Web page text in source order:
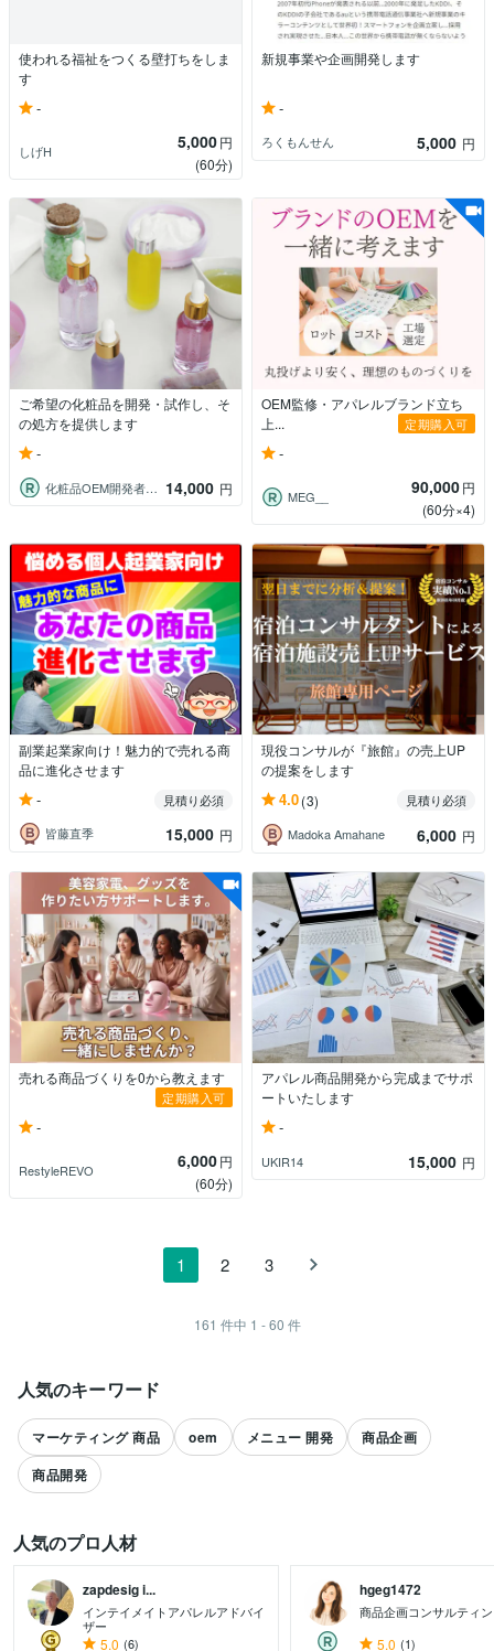
使われる福祉をつくる壁打ちをしま
す
-
しげH 5,000円
(60分)
新規事業や企画開発します
-
ろくもんせん 5,000 円
ご希望の化粧品を開発・試作し、そ
の処方を提供します
-
化粧品OEM開発者 けい 14,000 円
OEM監修・アパレルブランド立ち
上...
定期購入可
-
MEG__ 90,000円
(60分×4)
副業起業家向け！魅力的で売れる商
品に進化させます
-
見積り必須
皆藤直季
15,000 円
現役コンサルが『旅館』の売上UP
の提案をします
4.0(3)
見積り必須
Madoka Amahane
6,000 円
売れる商品づくりを0から教えます
定期購入可
-
RestyleREVO 6,000円
(60分)
アパレル商品開発から完成までサポ
ートいたします
-
UKIR14 15,000 円
1 2 3
161 件中 1 - 60 件
人気のキーワード
マーケティング 商品 oem メニュー 開発
商品企画
商品開発
人気のプロ人材
zapdesig i...
インテイメイトアパレルアドバイ
ザー
5.0 (6)
hgeg1472
商品企画コンサルティ
5.0 (1)